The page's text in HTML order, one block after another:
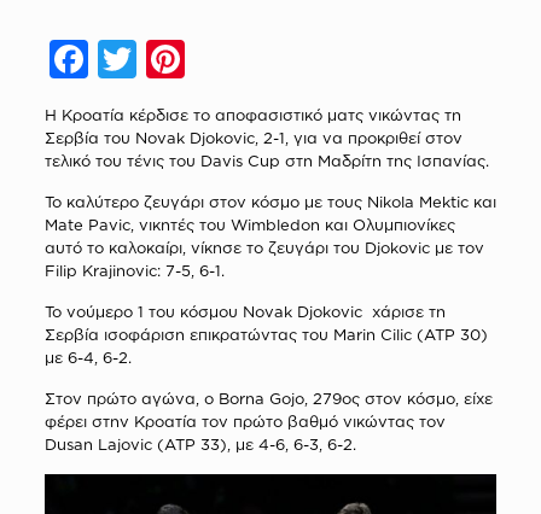
Facebook
TwitterPinterest
Η Κροατία κέρδισε το αποφασιστικό ματς νικώντας τη
Σερβία του Novak Djokovic, 2-1, για να προκριθεί στον
τελικό του τένις του Davis Cup στη Μαδρίτη της Ισπανίας.
Το καλύτερο ζευγάρι στον κόσμο με τους Nikola Mektic και
Mate Pavic, νικητές του Wimbledon και Ολυμπιονίκες
αυτό το καλοκαίρι, νίκησε το ζευγάρι του Djokovic με τον
Filip Krajinovic: 7-5, 6-1.
Το νούμερο 1 του κόσμου Novak Djokovic χάρισε τη
Σερβία ισοφάριση επικρατώντας του Marin Cilic (ATP 30)
με 6-4, 6-2.
Στον πρώτο αγώνα, ο Borna Gojo, 279ος στον κόσμο, είχε
φέρει στην Κροατία τον πρώτο βαθμό νικώντας τον
Dusan Lajovic (ATP 33), με 4-6, 6-3, 6-2.